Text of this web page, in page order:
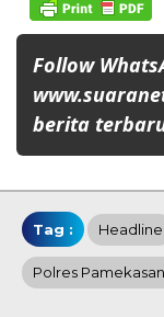
Follow
berita
Tag : Headline
Polres